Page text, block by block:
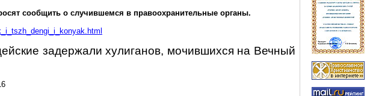
сообщить о случившемся в правоохранительные органы.
задержали хулиганов, мочившихся на Вечный